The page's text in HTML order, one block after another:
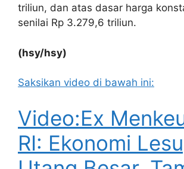
triliun, dan atas dasar harga
senilai Rp 3.279,6 triliun.
(hsy/hsy)
Saksikan video di bawah ini:
Video:Ex
RI: Ekonomi